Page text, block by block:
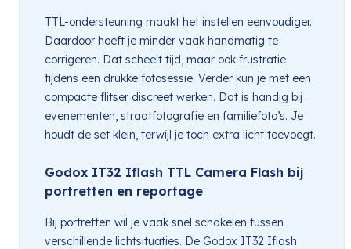
TTL-ondersteuning maakt het instellen eenvoudiger.
Daardoor hoeft je minder vaak handmatig te
corrigeren. Dat scheelt tijd, maar ook frustratie
tijdens een drukke fotosessie. Verder kun je met een
compacte flitser discreet werken. Dat is handig bij
evenementen, straatfotografie en familiefoto’s. Je
houdt de set klein, terwijl je toch extra licht toevoegt.
Godox IT32 Iflash TTL Camera Flash bij
portretten en reportage
Bij portretten wil je vaak snel schakelen tussen
verschillende lichtsituaties. De Godox IT32 Iflash